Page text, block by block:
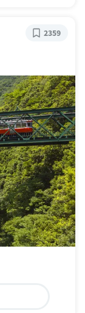
2359